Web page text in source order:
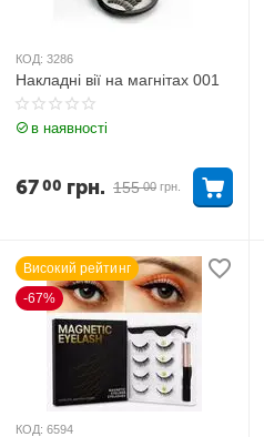
КОД: 3286
Накладні вії на магнітах 001
в наявності
155 00 грн.
6700 грн.
Високий рейтинг
-67%
КОД: 6594